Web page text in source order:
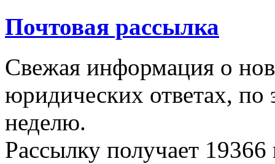
Почтовая рассылка
Свежая информация о
юридических ответах, по
неделю.
Рассылку получает 19366